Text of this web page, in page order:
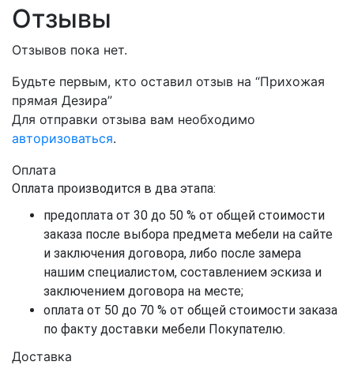
Отзывы
Отзывов пока нет.
Будьте первым, кто оставил отзыв на “Прихожая
прямая Дезира”
Для отправки отзыва вам необходимо
авторизоваться.
Оплата
Оплата производится в два этапа:
предоплата от 30 до 50 % от общей стоимости
заказа после выбора предмета мебели на сайте
и заключения договора, либо после замера
нашим специалистом, составлением эскиза и
заключением договора на месте;
оплата от 50 до 70 % от общей стоимости заказа
по факту доставки мебели Покупателю.
Доставка